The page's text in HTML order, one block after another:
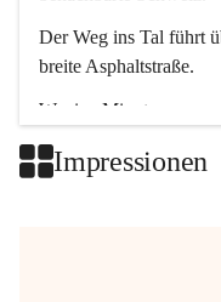
Der Weg ins Tal führt
breite Asphaltstraße.
Wenige Minuten nur,
Impressionen